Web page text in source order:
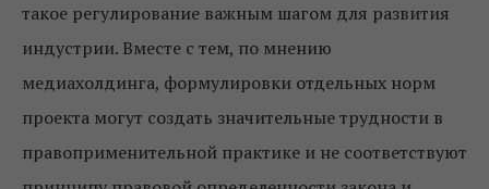
такое регулирование важным шагом для развития
индустрии. Вместе с тем, по мнению
медиахолдинга, формулировки отдельных норм
проекта могут создать значительные трудности в
правоприменительной практике и не соответствуют